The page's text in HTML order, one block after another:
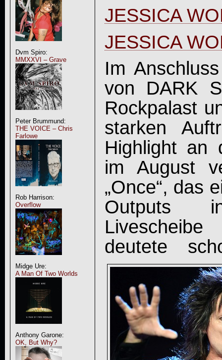
Dvm Spiro:
MMXXVI – Grave
Peter Brummund:
THE VOICE – Chris
Farlowe
Rob Harrison:
Overflow
Midge Ure:
A Man Of Two Worlds
Anthony Garone:
OK, But Why?
JESSICA
JESSICA
Im
von DARK
Rockpalast
starken
Highlight an
im August
„Once“, das
Outputs
deutete